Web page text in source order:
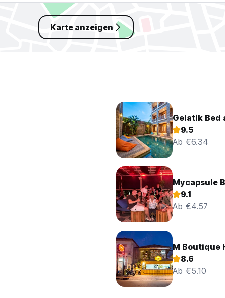
Karte anzeigen
Gelatik Bed
9.5
Ab €6.34
Mycapsule
9.1
Ab €4.57
M Boutique
8.6
Ab €5.10